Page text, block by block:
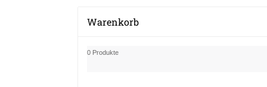
Warenkorb
0 Produkte